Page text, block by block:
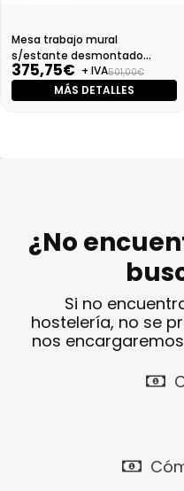
Mesa trabajo mural
s/estante desmontado
Dim:1000X700X850
375,75€ + IVA501,00€
MÁS DETALLES
¿No
Si no
hostelería, no se
nos